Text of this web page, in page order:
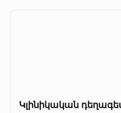
Կլինիկական